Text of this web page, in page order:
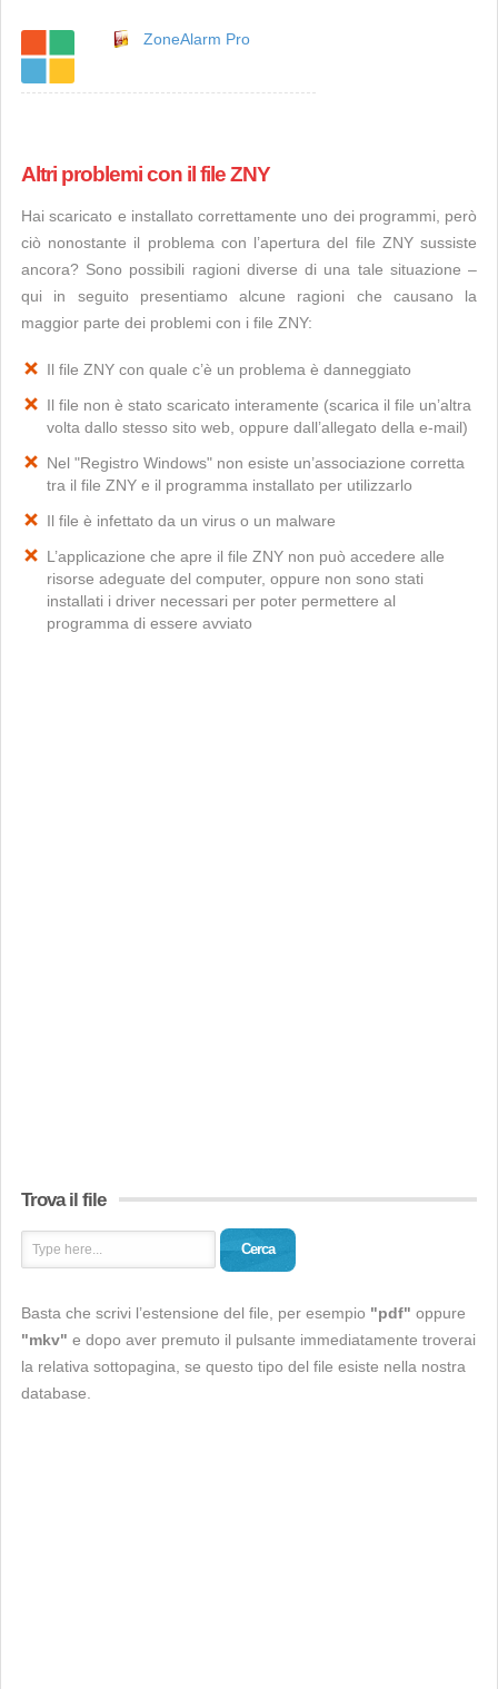
ZoneAlarm Pro
Altri problemi con il file ZNY
Hai scaricato e installato correttamente uno dei programmi, però
ciò nonostante il problema con l’apertura del file ZNY sussiste
ancora? Sono possibili ragioni diverse di una tale situazione –
qui in seguito presentiamo alcune ragioni che causano la
maggior parte dei problemi con i file ZNY:
Il file ZNY con quale c’è un problema è danneggiato
Il file non è stato scaricato interamente (scarica il file un’altra
volta dallo stesso sito web, oppure dall’allegato della e-mail)
Nel "Registro Windows" non esiste un’associazione corretta
tra il file ZNY e il programma installato per utilizzarlo
Il file è infettato da un virus o un malware
L’applicazione che apre il file ZNY non può accedere alle
risorse adeguate del computer, oppure non sono stati
installati i driver necessari per poter permettere al
programma di essere avviato
Trova il file
Cerca
Basta che scrivi l’estensione del file, per esempio "pdf" oppure
"mkv" e dopo aver premuto il pulsante immediatamente troverai
la relativa sottopagina, se questo tipo del file esiste nella nostra
database.